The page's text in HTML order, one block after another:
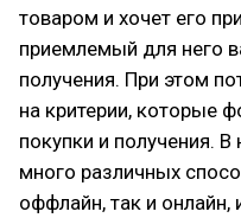
товаром и хочет его
приемлемый для него
получения. При этом
на критерии, которые
покупки и получения.
много различных
оффлайн, так и